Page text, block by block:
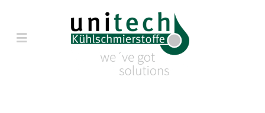
springen
Toggle